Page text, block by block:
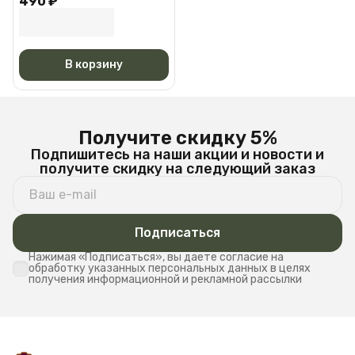
В корзину
Получите скидку 5%
Подпишитесь на наши акции и новости и
получите скидку на следующий заказ
Подписаться
Нажимая «Подписаться», вы даете согласие на
обработку указанных персональных данных в целях
получения информационной и рекламной рассылки